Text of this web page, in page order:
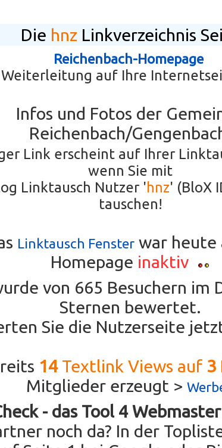
Die hnz Linkverzeichnis
Reichenbach-Homepage
Weiterleitung auf Ihre
Infos und Fotos der
Reichenbach/
Link erscheint auf Ihrer
wenn Sie mit
Linktausch Nutzer 'hnz' (BloX
tauschen!
Linktausch Fenster war heute
Homepage inaktiv
von 665 Besuchern im
Sternen bewertet.
Sie die Nutzerseite
14Textlink Views auf 3
Mitglieder erzeugt >
- das Tool 4 Webmaster
noch da? In der